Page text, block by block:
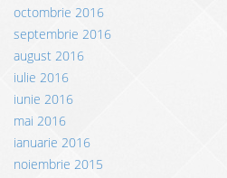
octombrie 2016
septembrie 2016
august 2016
iulie 2016
iunie 2016
mai 2016
ianuarie 2016
noiembrie 2015